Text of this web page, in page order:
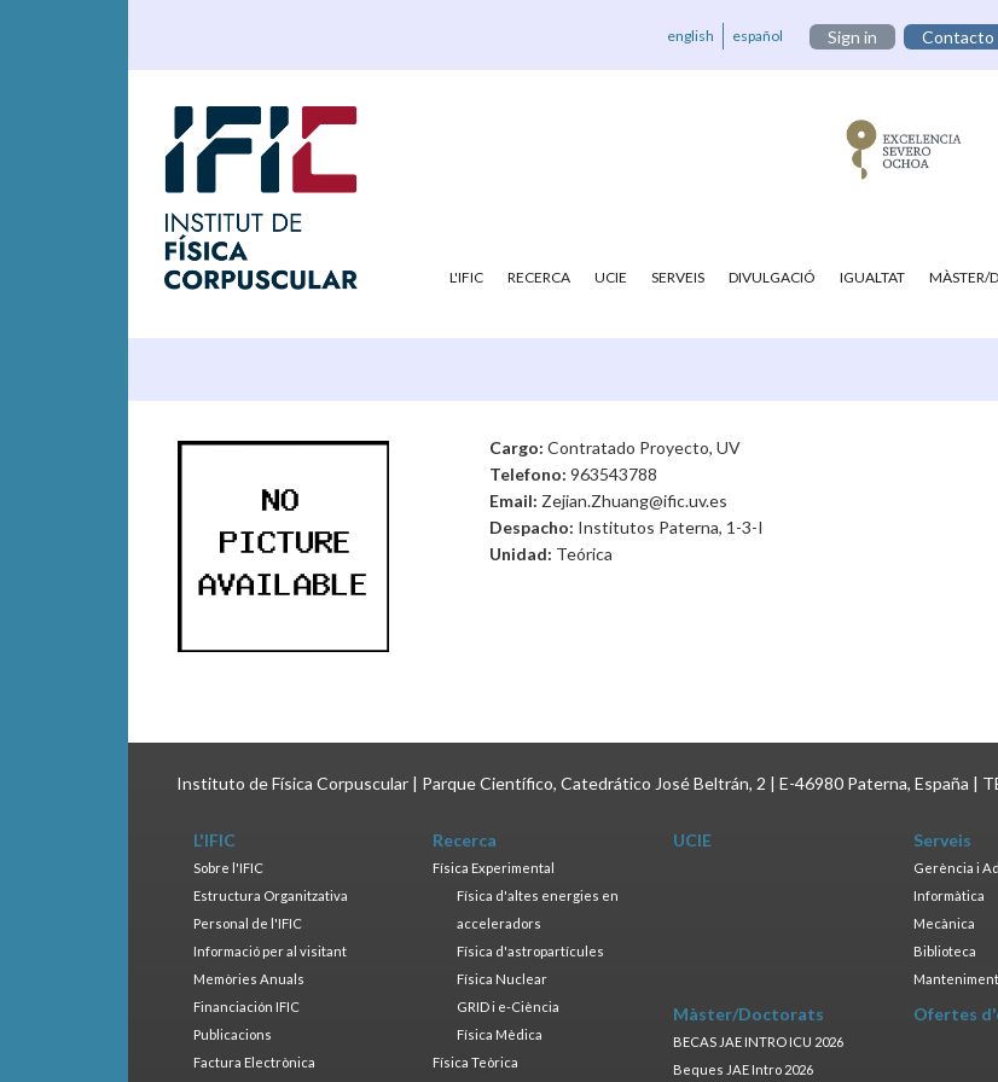
english español Sign in Contacto
L'IFIC RECERCA UCIE SERVEIS DIVULGACIÓ IGUALTAT MÀSTER/
Cargo: Contratado Proyecto, UV
Telefono: 963543788
Email: Zejian.Zhuang@ific.uv.es
Despacho: Institutos Paterna, 1-3-I
Unidad: Teórica
Instituto de Física Corpuscular | Parque Científico, Catedrático José Beltrán, 2 | E-46980 Paterna, España |
L'IFIC
Sobre l'IFIC
Estructura Organitzativa
Personal de l'IFIC
Informació per al visitant
Memòries Anuals
Financiación IFIC
Publicacions
Factura Electrònica
Recerca
Física Experimental
Física d'altes energies en
acceleradors
Física d'astropartícules
Física Nuclear
GRID i e-Ciència
Física Mèdica
Física Teòrica
UCIE Serveis
Gerència i
Informàtica
Mecànica
Biblioteca
Manteniment
Màster/Doctorats
BECAS JAE INTRO ICU 2026
Beques JAE Intro 2026
Ofertes